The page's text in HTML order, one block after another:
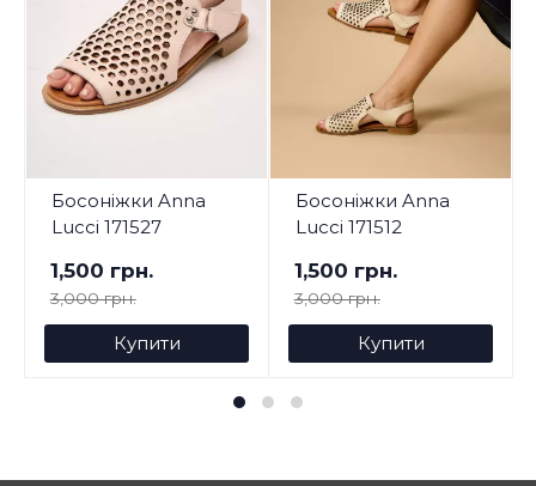
Босоніжки Anna
Lucci 171527
1,500 грн.
3,000 грн.
Купити
Босоніжки Anna
Lucci 171512
1,500 грн.
3,000 грн.
Купити